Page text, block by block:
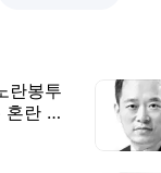
란봉투
란 못